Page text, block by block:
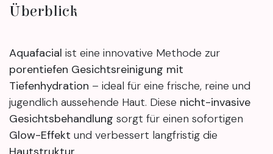
Überblick
Aquafacial ist eine innovative Methode zur
porentiefen Gesichtsreinigung mit
Tiefenhydration – ideal für eine frische, reine und
jugendlich aussehende Haut. Diese nicht-invasive
Gesichtsbehandlung sorgt für einen sofortigen
Glow-Effekt und verbessert langfristig die